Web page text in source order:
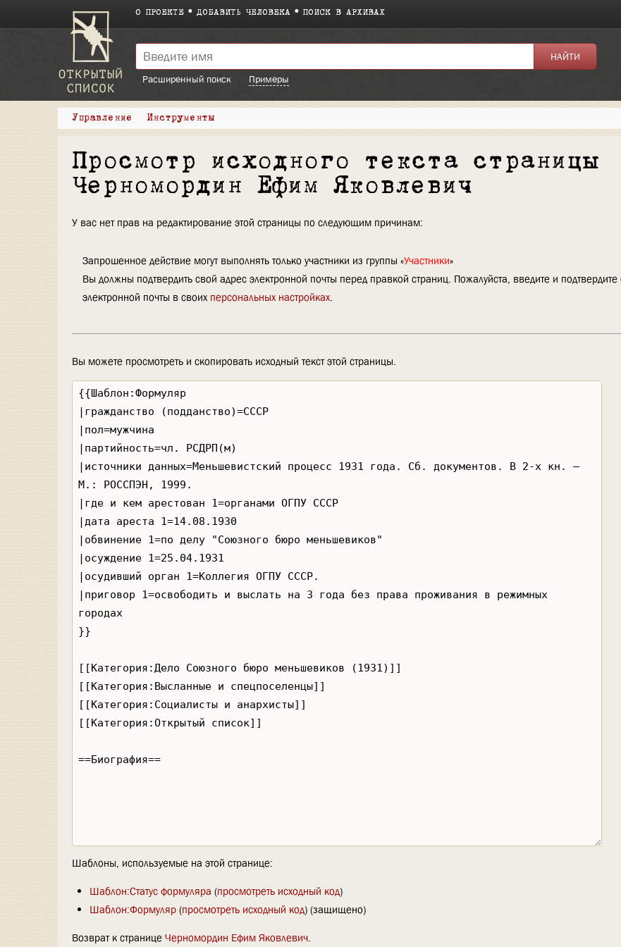
О ПРОЕКТЕ ДОБАВИТЬ ЧЕЛОВЕКА ПОИСК В АРХИВАХ
Расширенный поиск
Примеры
Управление Инструменты
Просмотр исходного текста страницы
Черномордин Ефим Яковлевич
У вас нет прав на редактирование этой страницы по следующим причинам:
Запрошенное действие могут выполнять только участники из группы «Участники»
Вы должны подтвердить свой адрес электронной почты перед правкой страниц. Пожалуйста, введите и
электронной почты в своих персональных настройках.
Вы можете просмотреть и скопировать исходный текст этой страницы.
Шаблоны, используемые на этой странице:
Шаблон:Статус формуляра (просмотреть исходный код)
Шаблон:Формуляр(просмотреть исходный код) (защищено)
Возврат к странице Черномордин Ефим Яковлевич.